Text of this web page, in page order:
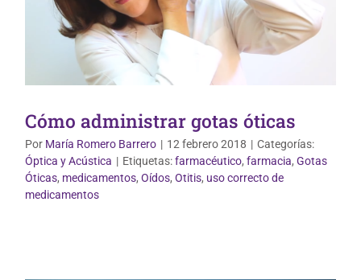
Cómo administrar gotas óticas
Por María Romero Barrero | 12 febrero 2018 | Categorías:
Óptica y Acústica | Etiquetas:farmacéutico, farmacia, Gotas
Óticas, medicamentos, Oídos, Otitis, uso correcto de
medicamentos